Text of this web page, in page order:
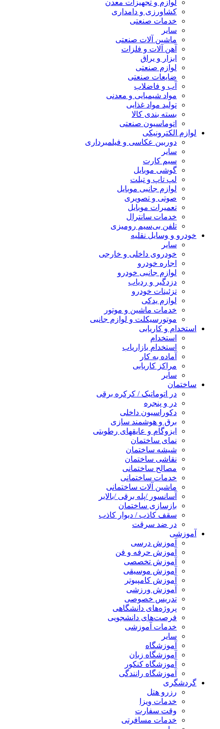
لوازم و تجهیزات معدن
کشاورزی و دامداری
خدمات صنعتی
سایر
ماشین آلات صنعتی
آهن آلات و فلزات
ابزار و یراق
لوازم صنعتی
ضایعات صنعتی
آب و فاضلاب
مواد شیمیایی و معدنی
تولید مواد غذایی
بسته بندی کالا
اتوماسیون صنعتی
لوازم الکترونیکی
دوربین عکاسی و فیلمبرداری
سایر
سیم کارت
گوشی موبایل
لپ تاپ و تبلت
لوازم جانبی موبایل
صوتی و تصویری
تعمیرات موبایل
خدمات سانترال
تلفن بی‌سیم رومیزی
خودرو و وسایل نقلیه
سایر
خودروی داخلی و خارجی
اجاره خودرو
لوازم جانبی خودرو
دزدگیر و ردیاب
تزئینات خودرو
لوازم یدکی
خدمات ماشین و موتور
موتورسیکلت و لوازم جانبی
استخدام و کاریابی
استخدام
استخدام بازاریاب
آماده به کار
مراکز کاریابی
سایر
ساختمان
در اتوماتیک / کرکره برقی
در و پنجره
دکوراسیون داخلی
برق و هوشمند سازی
ایزوگام و عایقهای رطوبتی
نمای ساختمان
شیشه ساختمان
نقاشی ساختمان
مصالح ساختمانی
خدمات ساختمانی
ماشین آلات ساختمانی
آسانسور /پله برقی /بالابر
بازسازی ساختمان
سقف کاذب / دیوار کاذب
در ضد سرقت
آموزشی
آموزش درسی
آموزش حرفه و فن
آموزش تخصصی
آموزش موسیقی
آموزش کامپیوتر
آموزش ورزشی
تدریس خصوصی
پروژه‌های دانشگاهی
فرصت‌های دانشجویی
خدمات آموزشی
سایر
آموزشگاه
آموزشگاه زبان
آموزشگاه کنکور
آموزشگاه رانندگی
گردشگری
رزرو هتل
خدمات ویزا
وقت سفارت
خدمات مسافرتی